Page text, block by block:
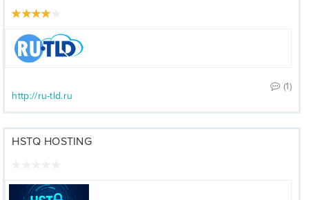
(1)
http://ru-tld.ru
HSTQ HOSTING